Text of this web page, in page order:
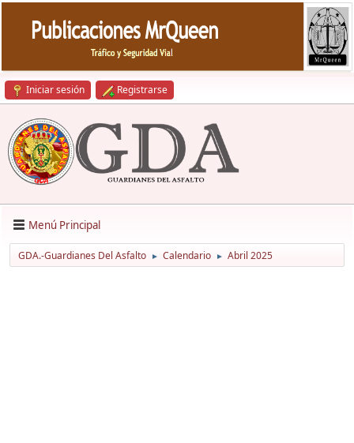
Iniciar sesión Registrarse
Menú Principal
GDA.-Guardianes Del Asfalto ► Calendario ► Abril 2025